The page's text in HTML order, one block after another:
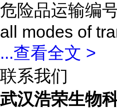
危险品运输编
all modes of
...查看全文 >
联系我们
武汉浩荣生物